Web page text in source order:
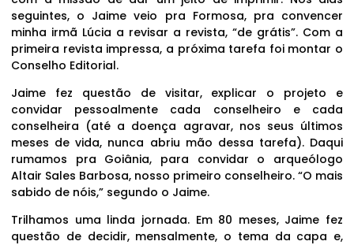
seguintes, o Jaime veio pra Formosa, pra convencer
minha irmã Lúcia a revisar a revista, “de grátis”. Com a
primeira revista impressa, a próxima tarefa foi montar o
Conselho Editorial.
Jaime fez questão de visitar, explicar o projeto e
convidar pessoalmente cada conselheiro e cada
conselheira (até a doença agravar, nos seus últimos
meses de vida, nunca abriu mão dessa tarefa). Daqui
rumamos pra Goiânia, para convidar o arqueólogo
Altair Sales Barbosa, nosso primeiro conselheiro. “O mais
sabido de nóis,” segundo o Jaime.
Trilhamos uma linda jornada. Em 80 meses, Jaime fez
questão de decidir, mensalmente, o tema da capa e,